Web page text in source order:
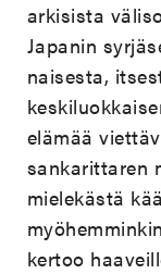
arkisista
Japanin
naisesta,
elämää
sankarittaren
mielekästä
kertoo